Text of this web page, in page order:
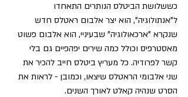
כששלושת הביטלס הנותרים התאחדו
ל"אנתולוגיה", הוא יצר אלבום ראטלס חדש
שנקרא "ארכאולוגיה" שבעיניי, הוא אלבום פשוט
מאסטרפיס וכולל כמה שירים יפהפיים גם בלי
קשר לפרודיה. כל מעריץ ביטלס חייב להכיר את
שני אלבומי הראטלס שיצאו, וכמובן - לראות את
הסרט שנהיה קאלט לאורך השנים.